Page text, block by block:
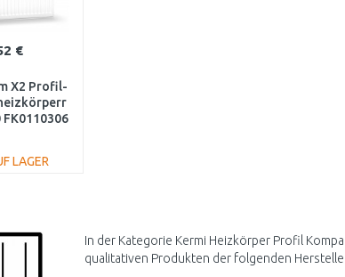
€
X2 Profil-
FK0110306
LAGER
In der Kategorie Kermi Heizkörper Profil
qualitativen Produkten der folgenden